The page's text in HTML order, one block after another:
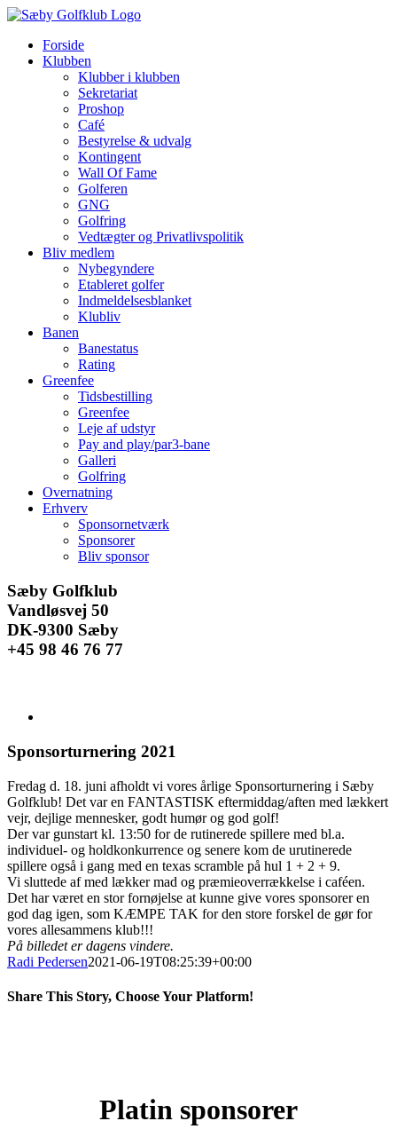
Skip
contentForside
Klubben
Klubber i klubben
Sekretariat
Proshop
Café
Bestyrelse & udvalg
Kontingent
Wall Of Fame
Golferen
GNG
Golfring
Vedtægter og Privatlivspolitik
Bliv medlem
Nybegyndere
Etableret golfer
Indmeldelsesblanket
Klubliv
Banen
Banestatus
Rating
Greenfee
Tidsbestilling
Greenfee
Leje af udstyr
Pay and play/par3-bane
Galleri
Golfring
Overnatning
Erhverv
Sponsornetværk
Sponsorer
Bliv sponsor
Facebook
Instagram
E-
mail
Sæby Golfklub
Vandløsvej 50
DK-9300 Sæby
+45 98 46 76 77
billede
Sponsorturnering 2021
Fredag d. 18. juni afholdt vi vores årlige Sponsorturnering i Sæby
Golfklub! Det var en FANTASTISK eftermiddag/aften med lækkert
vejr, dejlige mennesker, godt humør og god golf!
Der var gunstart kl. 13:50 for de rutinerede spillere med bl.a.
individuel- og holdkonkurrence og senere kom de urutinerede
spillere også i gang med en texas scramble på hul 1 + 2 + 9.
Vi sluttede af med lækker mad og præmieoverrækkelse i caféen.
Det har været en stor fornøjelse at kunne give vores sponsorer en
god dag igen, som KÆMPE TAK for den store forskel de gør for
vores allesammens klub!!!
På billedet er dagens vindere.
Radi Pedersen2021-06-19T08:25:39+00:00
Share This Story, Choose Your Platform!
Platin sponsorer